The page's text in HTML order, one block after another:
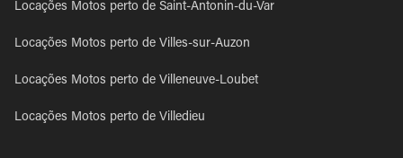
Locações Motos perto de Saint-Antonin-du-Var
Locações Motos perto de Villes-sur-Auzon
Locações Motos perto de Villeneuve-Loubet
Locações Motos perto de Villedieu